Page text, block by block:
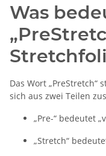
Was
Das Wort „PreStretch“
sich aus zwei Teilen
„Pre-“ bedeutet
„Stretch“